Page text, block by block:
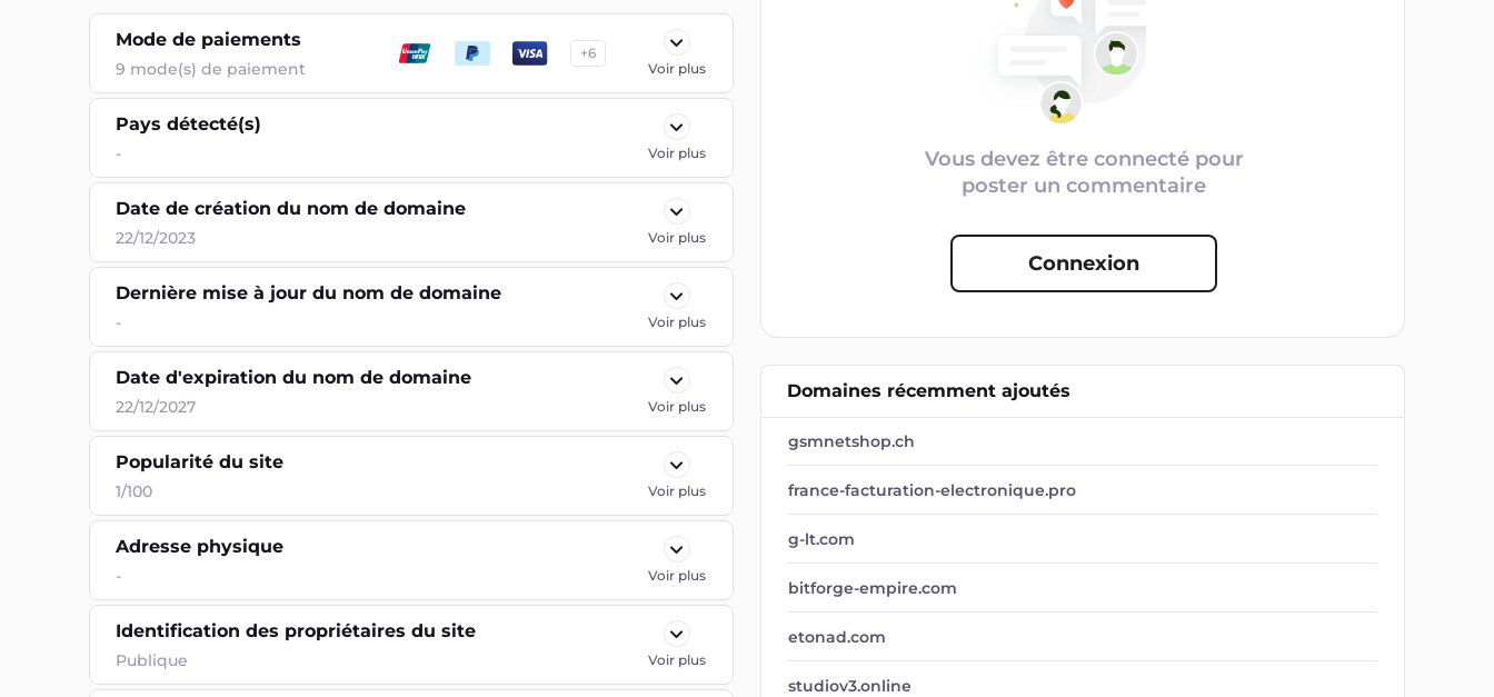
Mode de paiements
9 mode(s) de paiement
+6
Voir plus
Pays détecté(s)
- Voir plus
Date de création du nom de domaine
22/12/2023 Voir plus
Dernière mise à jour du nom de domaine
- Voir plus
Date d'expiration du nom de domaine
22/12/2027 Voir plus
Popularité du site
1/100 Voir plus
Adresse physique
- Voir plus
Identification des propriétaires du site
Publique Voir plus
Vous devez être connecté pour
poster un commentaire
Connexion
Domaines récemment ajoutés
gsmnetshop.ch
france-facturation-electronique.pro
g-lt.com
bitforge-empire.com
etonad.com
studiov3.online